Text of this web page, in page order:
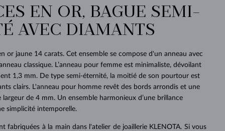
DE SES
RÊVES
DÉCOUVRIR
L'AMOUR
DÉCOUVRIR
OR JAUNE
OR ROSE
BEAUTÉ
PURE
DÉCOUVRIR
TANZANITES
TOPAZES
MOLDAVITES
POUR BÉBÉS
MARIAGE
PLUS
BELLES
DÉCOUVRIR
TOURMALINES
MOLDAVITES
PENDENTIFS EN PERLES
OR BLANC
OR JAUNE
PENDENTIFS
INTEMPORELS
DES
PERLES
SAPHIRS
ÉMERAUDES
MINÉRAUX
MARIAGE
OR JAUNE
AUTHENTIQUES
BEAUTÉ
DÉCOUVRIR
EXCEPTIONNELLES
EN OR, BAGUE SEMI-
AVEC DIAMANTS
or jaune 14 carats. Cet ensemble se compose d'un anneau avec
classique. L’anneau pour femme est minimaliste, dévoilant
1,3 mm. De type semi-éternité, la moitié de son pourtour est
clairs. L'anneau pour homme revêt des bords arrondis et une
de 4 mm. Un ensemble harmonieux d’une brillance
simplicité intemporelle.
fabriquées à la main dans l'atelier de joaillerie KLENOTA. Si vous